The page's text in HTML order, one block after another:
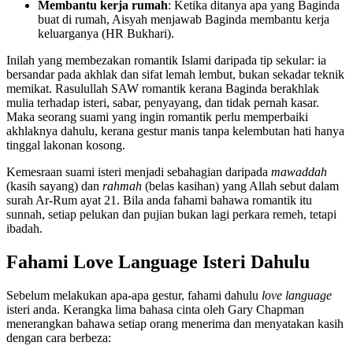
Membantu kerja rumah: Ketika ditanya apa yang Baginda
buat di rumah, Aisyah menjawab Baginda membantu kerja
keluarganya (HR Bukhari).
Inilah yang membezakan romantik Islami daripada tip sekular: ia
bersandar pada akhlak dan sifat lemah lembut, bukan sekadar teknik
memikat. Rasulullah SAW romantik kerana Baginda berakhlak
mulia terhadap isteri, sabar, penyayang, dan tidak pernah kasar.
Maka seorang suami yang ingin romantik perlu memperbaiki
akhlaknya dahulu, kerana gestur manis tanpa kelembutan hati hanya
tinggal lakonan kosong.
Kemesraan suami isteri menjadi sebahagian daripada mawaddah
(kasih sayang) dan rahmah (belas kasihan) yang Allah sebut dalam
surah Ar-Rum ayat 21. Bila anda fahami bahawa romantik itu
sunnah, setiap pelukan dan pujian bukan lagi perkara remeh, tetapi
ibadah.
Fahami Love Language Isteri Dahulu
Sebelum melakukan apa-apa gestur, fahami dahulu love language
isteri anda. Kerangka lima bahasa cinta oleh Gary Chapman
menerangkan bahawa setiap orang menerima dan menyatakan kasih
dengan cara berbeza: